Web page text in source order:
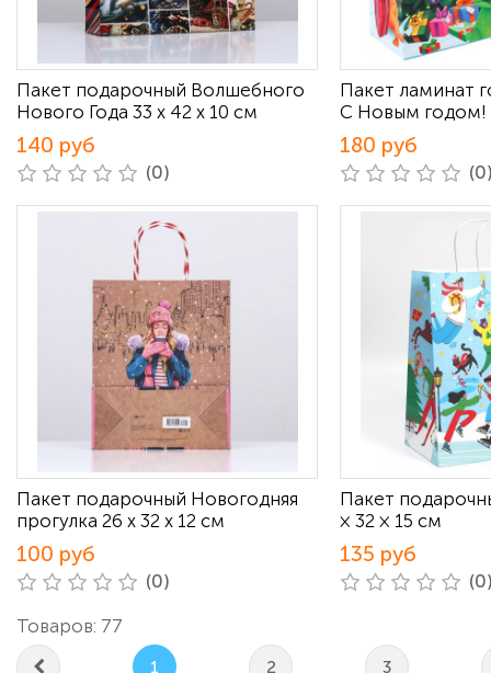
Пакет подарочный Волшебного
Нового Года 33 х 42 х 10 см
140 руб
(0)
Пакет ламинат
С Новым годом!
180 руб
Пакет подарочный Новогодняя
прогулка 26 х 32 х 12 см
100 руб
(0)
Пакет
× 32 × 15 см
135 руб
Товаров: 77
1 2 3